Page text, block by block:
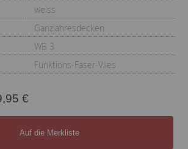
weiss
Ganzjahresdecken
WB 3
Funktions-Faser-Vlies
€
Auf die Merkliste